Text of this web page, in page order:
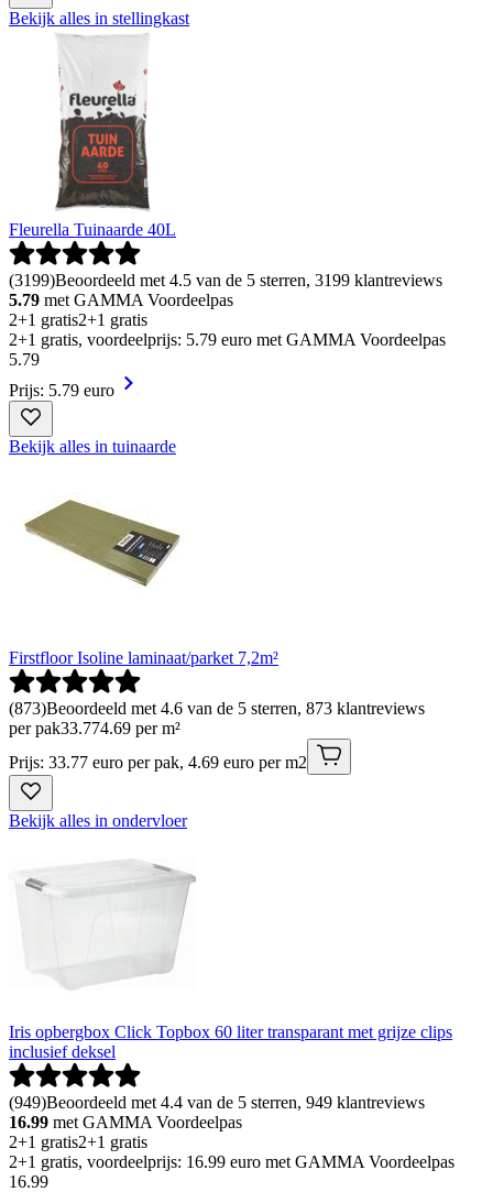
Bekijk alles in stellingkast
Fleurella Tuinaarde 40L
(3199)Beoordeeld met 4.5 van de 5 sterren, 3199 klantreviews
5.79 met GAMMA Voordeelpas
2+1 gratis2+1 gratis
2+1 gratis, voordeelprijs: 5.79 euro met GAMMA Voordeelpas
5.79
Prijs: 5.79 euro
Bekijk alles in tuinaarde
Firstfloor Isoline laminaat/parket 7,2m²
(873)Beoordeeld met 4.6 van de 5 sterren, 873 klantreviews
per pak33.774.69 per m²
Prijs: 33.77 euro per pak, 4.69 euro per m2
Bekijk alles in ondervloer
Iris opbergbox Click Topbox 60 liter transparant met grijze clips
inclusief deksel
(949)Beoordeeld met 4.4 van de 5 sterren, 949 klantreviews
16.99 met GAMMA Voordeelpas
2+1 gratis2+1 gratis
2+1 gratis, voordeelprijs: 16.99 euro met GAMMA Voordeelpas
16.99